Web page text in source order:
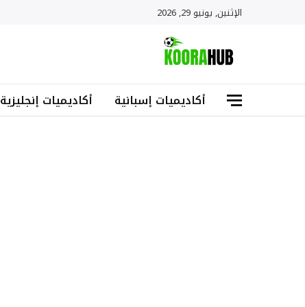
الإثنين, يونيو 29, 2026
أكاديميات إسبانية أكاديميات إنجليزية